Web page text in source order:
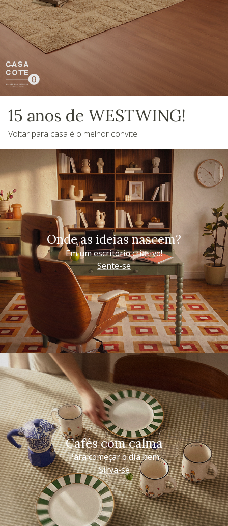
15 anos de WESTWING!
Voltar para casa é o melhor convite
Onde as ideias nascem?
Em um escritório criativo!
Sente-se
Cafés com calma
Para começar o dia bem
Sirva-se